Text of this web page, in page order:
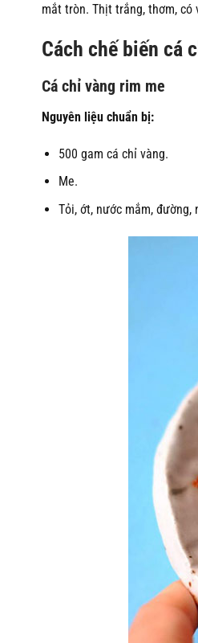
mắt tròn. Thịt trắng, thơm,
Cách chế biến cá
Cá chỉ vàng rim me
Nguyên liệu chuẩn bị:
500 gam cá chỉ vàng.
Me.
Tỏi, ớt, nước mắm, đường,